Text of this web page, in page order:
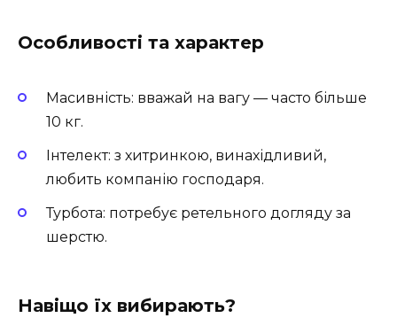
Особливості та характер
Масивність: вважай на вагу — часто більше
10 кг.
Інтелект: з хитринкою, винахідливий,
любить компанію господаря.
Турбота: потребує ретельного догляду за
шерстю.
Навіщо їх вибирають?